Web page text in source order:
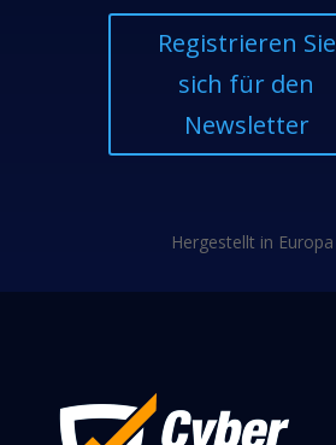
Registrieren Sie
sich für den
Newsletter
Hergestellt in Europa